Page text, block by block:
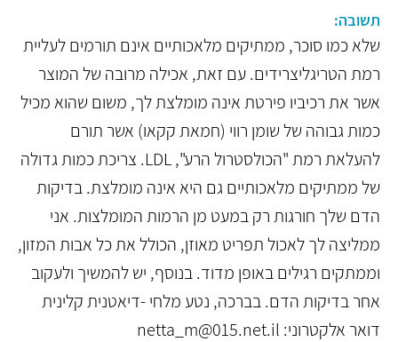
תשובה:
שלא כמו סוכר, ממתיקים מלאכותיים אינם תורמים לעליית
רמת הטריגליצרידים. עם זאת, אכילה מרובה של המוצר
אשר את רכיביו פירטת אינה מומלצת לך, משום שהוא מכיל
כמות גבוהה של שומן רווי (חמאת קקאו) אשר תורם
להעלאת רמת "הכולסטרול הרע", LDL. צריכת כמות גדולה
של ממתיקים מלאכותיים גם היא אינה מומלצת. בדיקות
הדם שלך חורגות רק במעט מן הרמות המומלצות. אני
ממליצה לך לאכול תפריט מאוזן, הכולל את כל אבות המזון,
וממתקים רגילים באופן מדוד. בנוסף, יש להמשיך ולעקוב
אחר בדיקות הדם. בברכה, נטע מלחי -דיאטנית קלינית
דואר אלקטרוני: netta_m@015.net.il